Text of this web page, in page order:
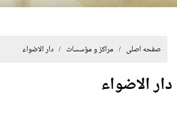
صفحه اصلی / مراکز و مؤسسات / دار الاضواء
دار الاضواء